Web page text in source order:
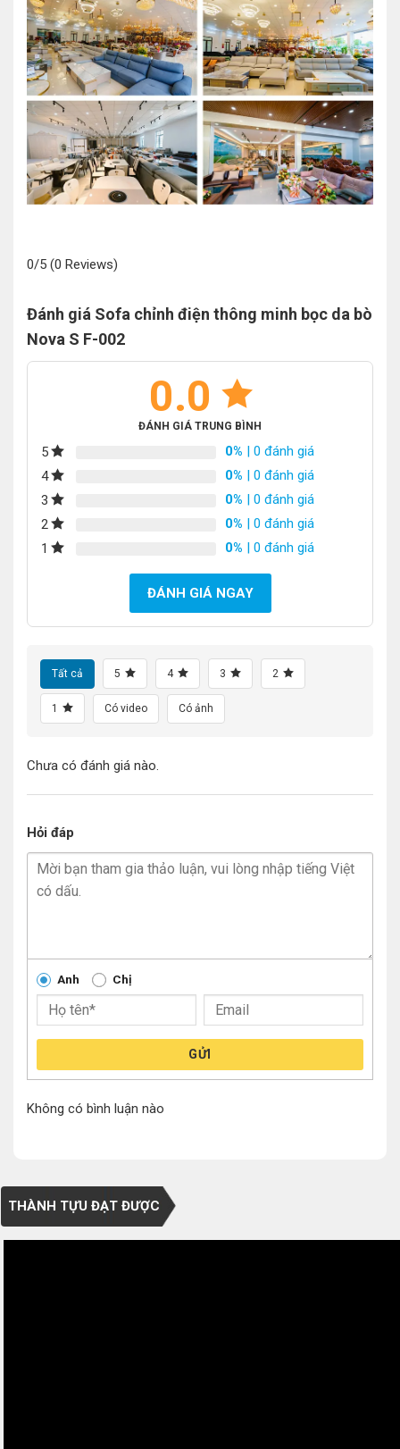
0/5 (0 Reviews)
Đánh giá Sofa chỉnh điện thông minh bọc da bò
Nova S F-002
0.0
ĐÁNH GIÁ TRUNG BÌNH
5 0% | 0 đánh giá
4
0% | 0 đánh giá
3
0% | 0 đánh giá
2
0% | 0 đánh giá
1
0% | 0 đánh giá
ĐÁNH GIÁ NGAY
Tất cả 5 4 3 2
1 Có video Có ảnh
Chưa có đánh giá nào.
Hỏi đáp
Anh Chị
GỬI
Không có bình luận nào
THÀNH TỰU ĐẠT ĐƯỢC